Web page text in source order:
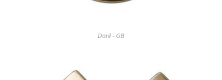
Doré - GB